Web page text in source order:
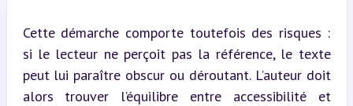
Cette démarche comporte toutefois des risques :
si le lecteur ne perçoit pas la référence, le texte
peut lui paraître obscur ou déroutant. L’auteur doit
alors trouver l’équilibre entre accessibilité et